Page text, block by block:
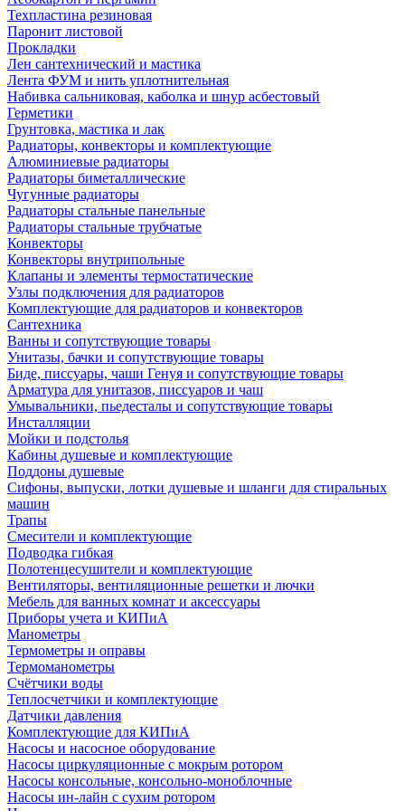
Техпластина резиновая
Паронит листовой
Прокладки
Лен сантехнический и мастика
Лента ФУМ и нить уплотнительная
Набивка сальниковая, каболка и шнур асбестовый
Герметики
Грунтовка, мастика и лак
Радиаторы, конвекторы и комплектующие
Алюминиевые радиаторы
Радиаторы биметаллические
Чугунные радиаторы
Радиаторы стальные панельные
Радиаторы стальные трубчатые
Конвекторы
Конвекторы внутрипольные
Клапаны и элементы термостатические
Узлы подключения для радиаторов
Комплектующие для радиаторов и конвекторов
Сантехника
Ванны и сопутствующие товары
Унитазы, бачки и сопутствующие товары
Биде, писсуары, чаши Генуя и сопутствующие товары
Арматура для унитазов, писсуаров и чаш
Умывальники, пьедесталы и сопутствующие товары
Инсталляции
Мойки и подстолья
Кабины душевые и комплектующие
Поддоны душевые
Сифоны, выпуски, лотки душевые и шланги для стиральных
машин
Трапы
Смесители и комплектующие
Подводка гибкая
Полотенцесушители и комплектующие
Вентиляторы, вентиляционные решетки и лючки
Мебель для ванных комнат и аксессуары
Приборы учета и КИПиА
Манометры
Термометры и оправы
Термоманометры
Счётчики воды
Теплосчетчики и комплектующие
Датчики давления
Комплектующие для КИПиА
Насосы и насосное оборудование
Насосы циркуляционные с мокрым ротором
Насосы консольные, консольно-моноблочные
Насосы ин-лайн с сухим ротором